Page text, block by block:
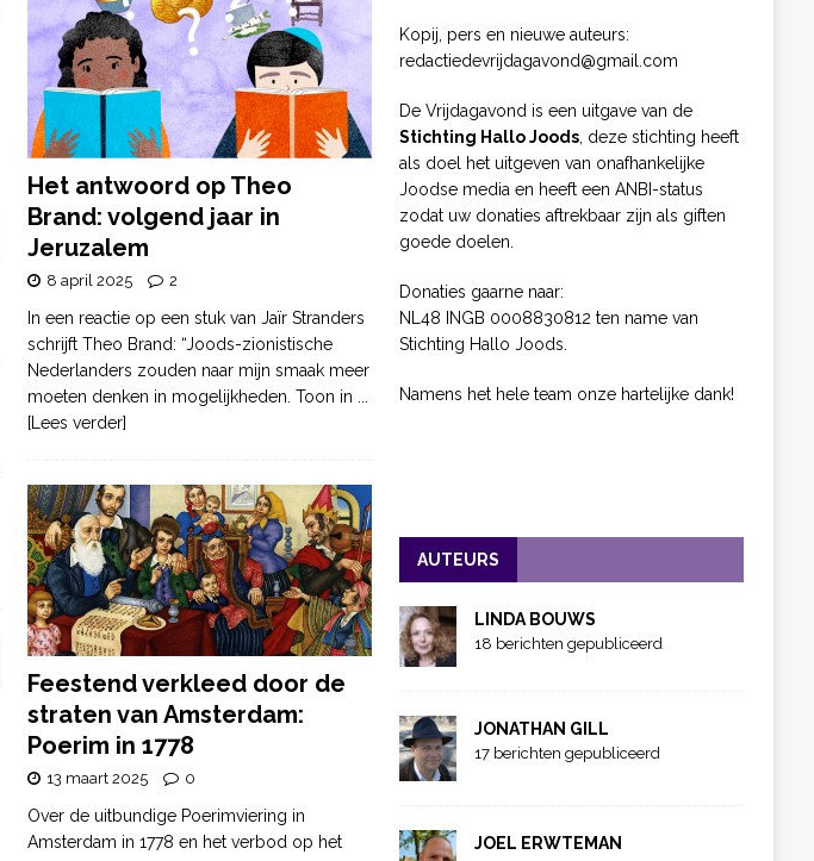
Het antwoord op Theo
Brand: volgend jaar in
Jeruzalem
8 april 2025 2
In een reactie op een stuk van Jaïr Stranders
schrijft Theo Brand: “Joods-zionistische
Nederlanders zouden naar mijn smaak meer
moeten denken in mogelijkheden. Toon in
[Lees verder]
Feestend verkleed door de
straten van Amsterdam:
Poerim in 1778
13 maart 2025 0
Over de uitbundige Poerimviering in
Amsterdam in 1778 en het verbod op het
Kopij, pers en nieuwe auteurs:
redactiedevrijdagavond@gmail.com
De Vrijdagavond is een uitgave van de
Stichting Hallo Joods, deze stichting heeft
als doel het uitgeven van onafhankelijke
Joodse media en heeft een ANBI-status
zodat uw donaties aftrekbaar zijn als giften
goede doelen.
Donaties gaarne naar:
NL48 INGB 0008830812 ten name van
Stichting Hallo Joods.
Namens het hele team onze hartelijke dank!
AUTEURS
LINDA BOUWS
18 berichten gepubliceerd
JONATHAN GILL
17 berichten gepubliceerd
JOEL ERWTEMAN